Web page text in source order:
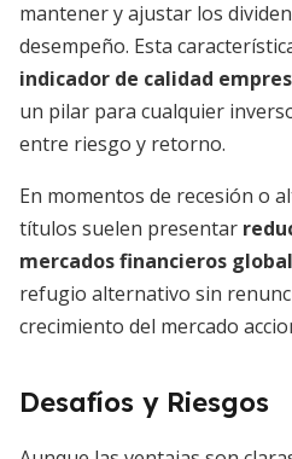
mantener y ajustar los
desempeño. Esta
indicador de calidad
un pilar para cualquier
entre riesgo y retorno.
En momentos de recesión o
títulos suelen presentar
mercados financieros
refugio alternativo sin
crecimiento del mercado
Desafíos y Riesgos